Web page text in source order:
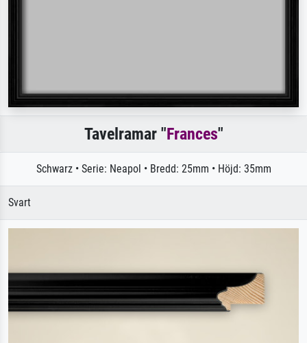
Tavelramar "Frances"
Schwarz • Serie: Neapol • Bredd: 25mm • Höjd: 35mm
Svart